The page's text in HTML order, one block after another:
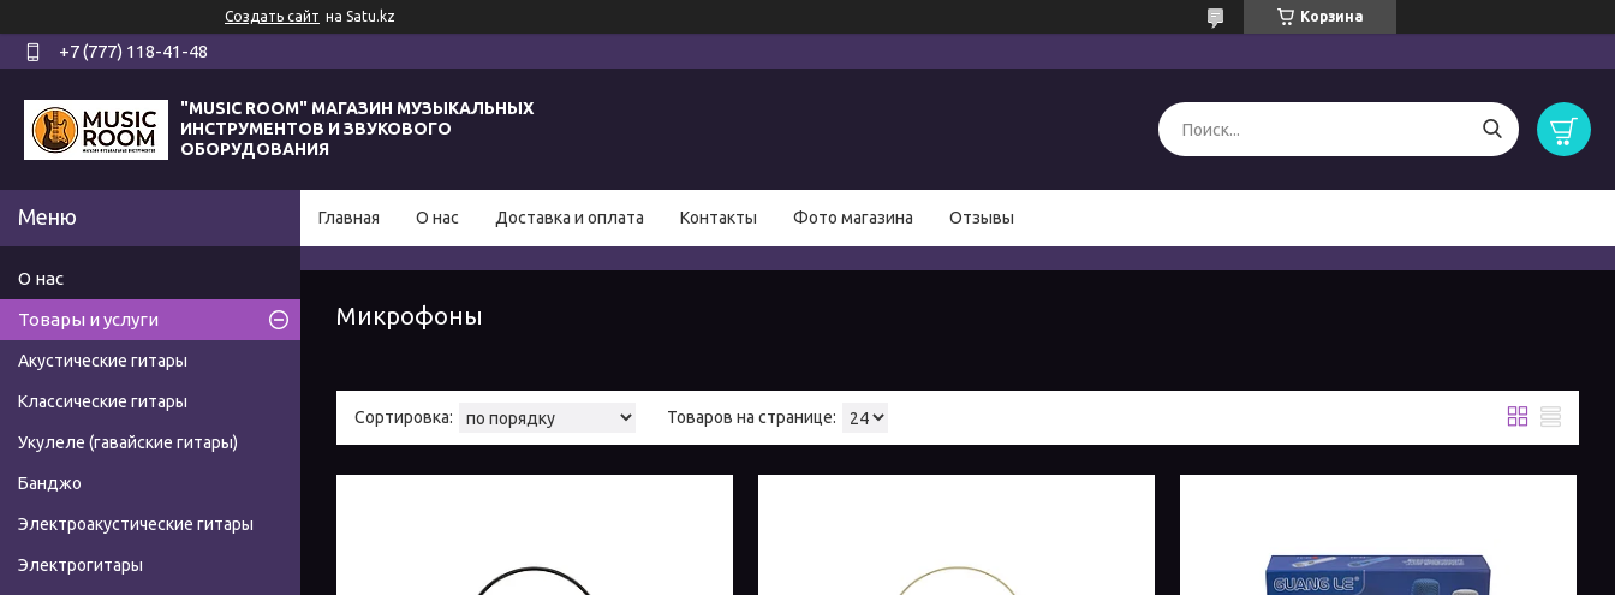
Создать сайт на Satu.kz Корзина
+7 (777) 118-41-48
"MUSIC ROOM" МАГАЗИН МУЗЫКАЛЬНЫХ
ИНСТРУМЕНТОВ И ЗВУКОВОГО
ОБОРУДОВАНИЯ
Главная О нас Доставка и оплата Контакты Фото магазина Отзывы
Микрофоны
О нас
Товары и услуги
Акустические гитары
Классические гитары
Укулеле (гавайские гитары)
Банджо
Электроакустические гитары
Электрогитары